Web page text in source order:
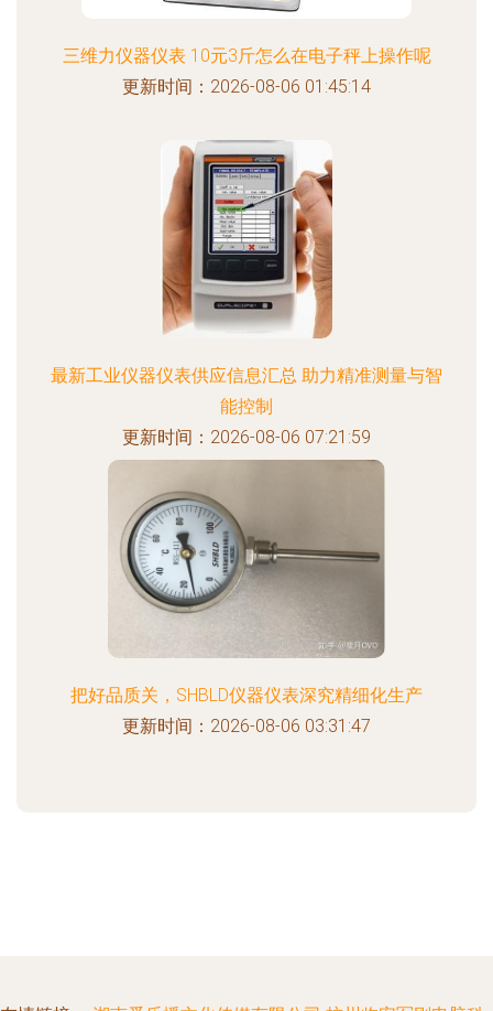
三维力仪器仪表 10元3斤怎么在电子秤上操作呢
更新时间：2026-08-06 01:45:14
最新工业仪器仪表供应信息汇总 助力精准测量与智
能控制
更新时间：2026-08-06 07:21:59
把好品质关，SHBLD仪器仪表深究精细化生产
更新时间：2026-08-06 03:31:47